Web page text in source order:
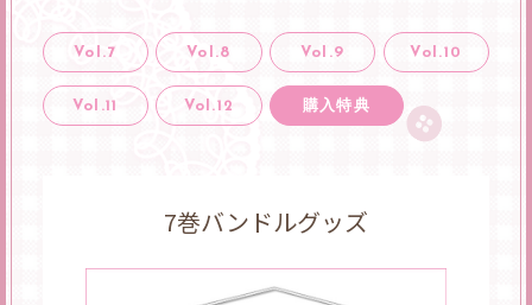
Vol.7 Vol.8 Vol.9 Vol.10
Vol.11 Vol.12 購入特典
7巻バンドルグッズ